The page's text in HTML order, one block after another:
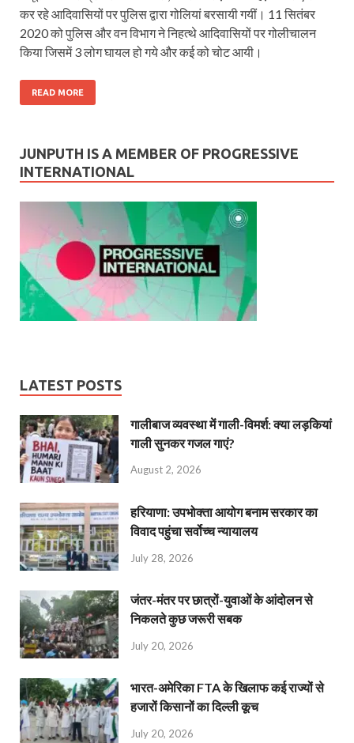
कर रहे आदिवासियों पर पुलिस द्वारा गोलियां बरसायी गयीं। 11 सितंबर
2020 को पुलिस और वन विभाग ने निहत्थे आदिवासियों पर गोलीचालन
किया जिसमें 3 लोग घायल हो गये और कई को चोट आयी।
READ MORE
JUNPUTH IS A MEMBER OF PROGRESSIVE
INTERNATIONAL
LATEST POSTS
गालीबाज व्‍यवस्‍था में गाली-विमर्श: क्या लड़कियां
गाली सुनकर गजल गाएं?
August 2, 2026
हरियाणा: उपभोक्ता आयोग बनाम सरकार का
विवाद पहुंचा सर्वोच्च न्यायालय
July 28, 2026
जंतर-मंतर पर छात्रों-युवाओं के आंदोलन से
निकलते कुछ जरूरी सबक
July 20, 2026
भारत-अमेरिका FTA के खिलाफ कई राज्यों से
हजारों किसानों का दिल्ली कूच
July 20, 2026